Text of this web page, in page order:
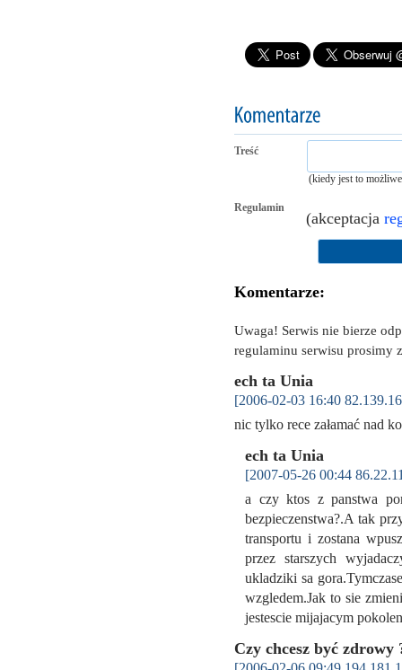
Treść
(kiedy jest to
Regulamin
(akceptacja
Komentarze:
Uwaga! Serwis nie bierze
regulaminu serwisu prosimy
ech ta Unia
[2006-02-03 16:40
nic tylko rece załamać nad
ech ta Unia
[2007-05-26 00:44
a czy ktos z panstwa
bezpieczenstwa?.A tak
transportu i zostana
przez starszych
ukladziki sa
wzgledem.Jak to sie
jestescie mijajacym
Czy chcesz być zdrowy